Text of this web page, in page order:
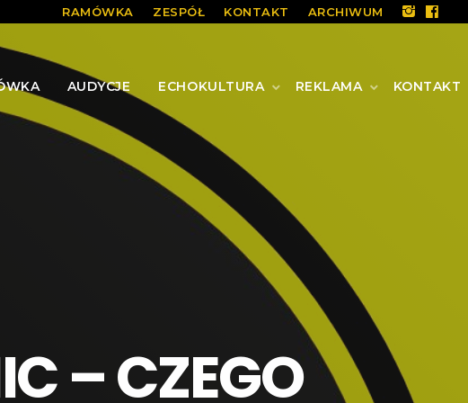
RAMÓWKA ZESPÓŁ KONTAKT ARCHIWUM
AUDYCJE ECHOKULTURA REKLAMA KONTAKT
– CZEGO